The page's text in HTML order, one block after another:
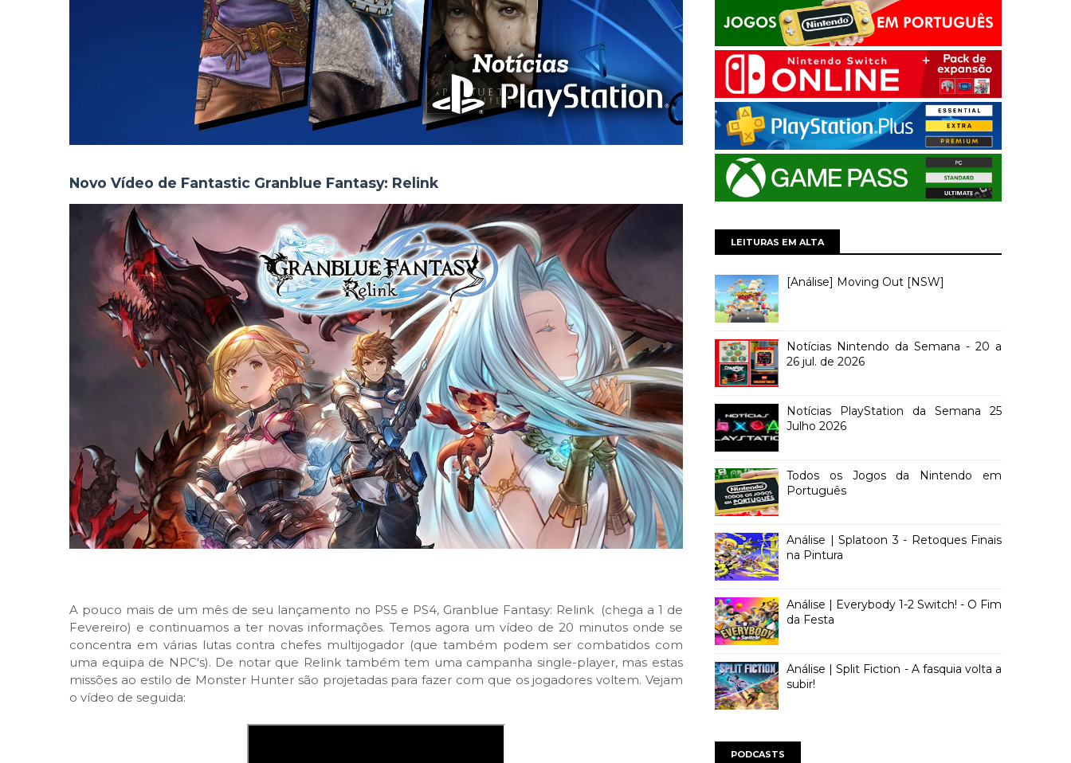
Novo Vídeo de Fantastic Granblue Fantasy: Relink
A pouco mais de um mês de seu lançamento no PS5 e PS4, Granblue Fantasy: Relink (chega a 1 de
Fevereiro) e continuamos a ter novas informações. Temos agora um vídeo de 20 minutos onde se
concentra em várias lutas contra chefes multijogador (que também podem ser combatidos com
uma equipa de NPC's). De notar que Relink também tem uma campanha single-player, mas estas
missões ao estilo de Monster Hunter são projetadas para fazer com que os jogadores voltem. Vejam
o vídeo de seguida:
LEITURAS EM ALTA
[Análise] Moving Out [NSW]
Notícias Nintendo da Semana - 20 a
26 jul. de 2026
Notícias PlayStation da Semana 25
Julho 2026
Todos os Jogos da Nintendo em
Português
Análise | Splatoon 3 - Retoques Finais
na Pintura
Análise | Everybody 1-2 Switch! - O Fim
da Festa
Análise | Split Fiction - A fasquia volta a
subir!
PODCASTS